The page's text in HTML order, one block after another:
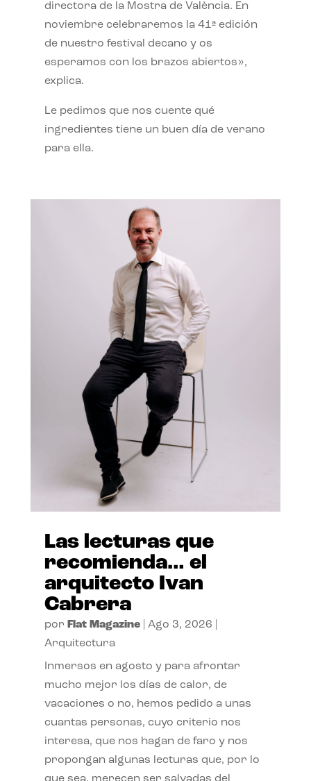
directora de la Mostra de València. En
noviembre celebraremos la 41ª edición
de nuestro festival decano y os
esperamos con los brazos abiertos»,
explica.
Le pedimos que nos cuente qué
ingredientes tiene un buen día de verano
para ella.
Las lecturas que
recomienda… el
arquitecto Ivan
Cabrera
por Flat Magazine| Ago 3, 2026
Arquitectura
Inmersos en agosto y para afrontar
mucho mejor los días de calor, de
vacaciones o no, hemos pedido a unas
cuantas personas, cuyo criterio nos
interesa, que nos hagan de faro y nos
propongan algunas lecturas que, por lo